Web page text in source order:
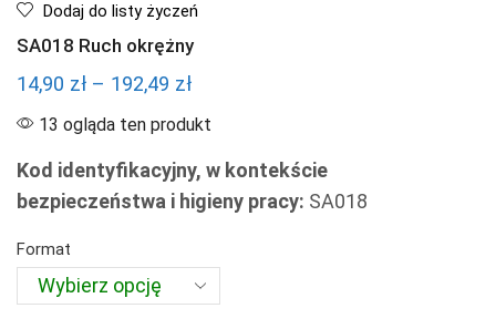
Dodaj do listy życzeń
SA018 Ruch okrężny
14,90 zł – 192,49 złZakres
cen:
14,90 zł
do
13 ogląda ten produkt
Kod identyfikacyjny, w kontekście
bezpieczeństwa i higieny pracy: SA018
Format